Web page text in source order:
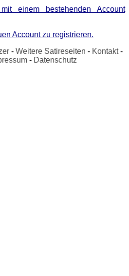
einem bestehenden Account
Account zu registrieren.
- Weitere Satireseiten - Kontakt-
- Datenschutz